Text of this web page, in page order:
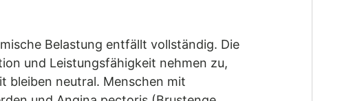
Belastung entfällt vollständig. Die
und Leistungsfähigkeit nehmen zu,
bleiben neutral. Menschen mit